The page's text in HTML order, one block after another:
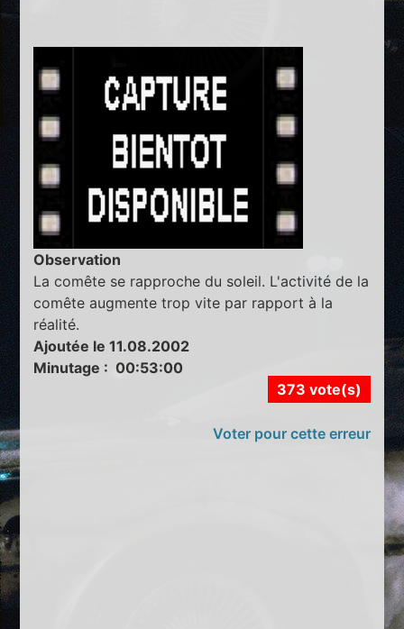
Observation
La comête se rapproche du soleil. L'activité de la
comête augmente trop vite par rapport à la
réalité.
Ajoutée le 11.08.2002
Minutage : 00:53:00
373 vote(s)
Voter pour cette erreur